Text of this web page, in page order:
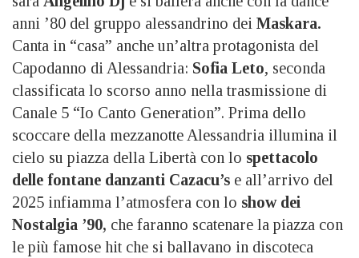
anni ’80 del gruppo alessandrino dei Maskara.
Canta in “casa” anche un’altra protagonista del
Capodanno di Alessandria: Sofia Leto, seconda
classificata lo scorso anno nella trasmissione di
Canale 5 “Io Canto Generation”. Prima dello
scoccare della mezzanotte Alessandria illumina il
cielo su piazza della Libertà con lo spettacolo
delle fontane danzanti Cazacu’s e all’arrivo del
2025 infiamma l’atmosfera con lo show dei
Nostalgia ’90, che faranno scatenare la piazza con
le più famose hit che si ballavano in discoteca